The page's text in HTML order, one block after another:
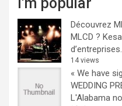
Découvrez
MLCD ?
14 views
« We have
WEDDING
L'Alabama